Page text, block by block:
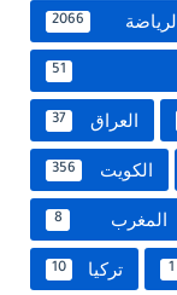
الرياضة 2066
51
العراق 37
الكويت 356
المغرب 8
1 تركيا 10